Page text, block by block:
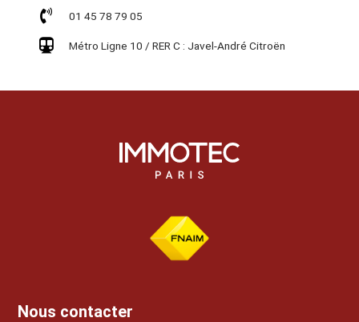
01 45 78 79 05
Métro Ligne 10 / RER C : Javel-André Citroën
Nous contacter